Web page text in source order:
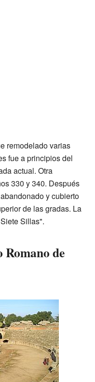
remodelado varias
fue a principios del
actual. Otra
330 y 340. Después
y cubierto
de las gradas. La
Sillas".
de